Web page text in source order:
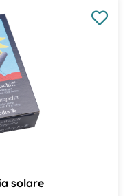
solare